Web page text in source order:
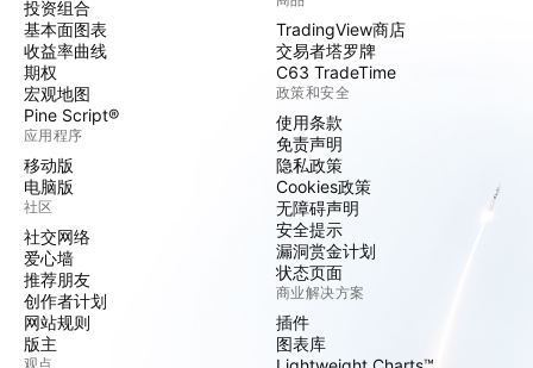
投资组合
基本面图表
收益率曲线
期权
宏观地图
Pine Script®
应用程序
移动版
电脑版
社区
社交网络
爱心墙
推荐朋友
创作者计划
网站规则
版主
观点
TradingView商店
交易者塔罗牌
C63 TradeTime
政策和安全
使用条款
免责声明
隐私政策
Cookies政策
无障碍声明
安全提示
漏洞赏金计划
状态页面
商业解决方案
插件
图表库